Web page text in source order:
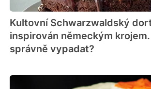
Kultovní Schwarzwaldský
inspirován německým
správně vypadat?